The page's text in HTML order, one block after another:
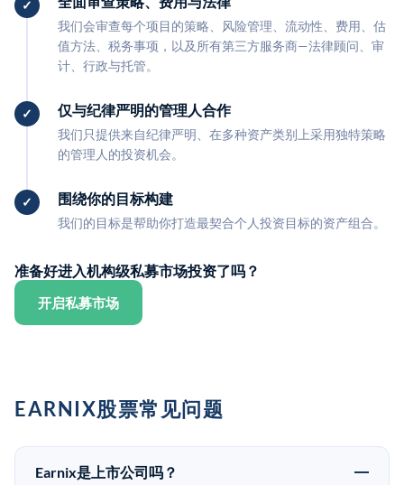
我们会审查每个项目的策略、风险管理、流动性、费用、估
值方法、税务事项，以及所有第三方服务商—法律顾问、审
计、行政与托管。
仅与纪律严明的管理人合作
我们只提供来自纪律严明、在多种资产类别上采用独特策略
的管理人的投资机会。
围绕你的目标构建
我们的目标是帮助你打造最契合个人投资目标的资产组合。
准备好进入机构级私募市场投资了吗？
开启私募市场
EARNIX股票常见问题
Earnix是上市公司吗？